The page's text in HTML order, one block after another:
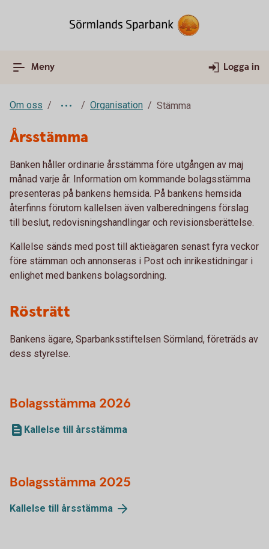
Meny Logga in
Om oss Organisation Stämma
Årsstämma
Banken håller ordinarie årsstämma före utgången av maj
månad varje år. Information om kommande bolagsstämma
presenteras på bankens hemsida. På bankens hemsida
återfinns förutom kallelsen även valberedningens förslag
till beslut, redovisningshandlingar och revisionsberättelse.
Kallelse sänds med post till aktieägaren senast fyra veckor
före stämman och annonseras i Post och inrikestidningar i
enlighet med bankens bolagsordning.
Rösträtt
Bankens ägare, Sparbanksstiftelsen Sörmland, företräds av
dess styrelse.
Bolagsstämma 2026
Kallelse till årsstämma
Bolagsstämma 2025
Kallelse till årsstämma